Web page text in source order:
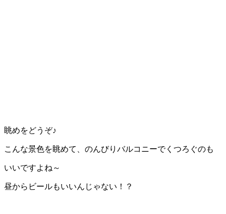
眺めをどうぞ♪
こんな景色を眺めて、のんびりバルコニーでくつろぐのも
いいですよね～
昼からビールもいいんじゃない！？